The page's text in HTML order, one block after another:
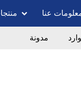
عنا
مدونة